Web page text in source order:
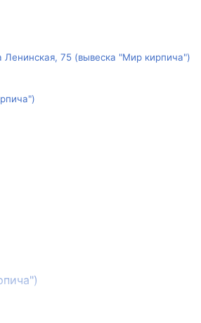
75 (вывеска "Мир кирпича")